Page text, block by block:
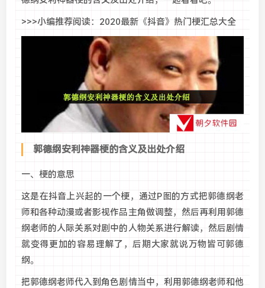
>>>小编推荐阅读：2020最新《抖音》热门梗汇总大全
郭德纲安利神器梗的含义及出处介绍
一、梗的意思
这是在抖音上兴起的一个梗，通过P图的方式把郭德纲老
师和各种动漫或者影视作品主角做调整，然后再利用郭德
纲老师的人际关系对剧中的人物关系进行解读，然后剧情
就变得更加的容易理解了，后期大家就说万物皆可郭德
纲。
把郭德纲老师代入到角色剧情当中，利用郭德纲老师和他